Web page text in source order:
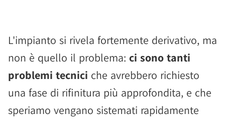
L'impianto si rivela fortemente derivativo, ma
non è quello il problema: ci sono tanti
problemi tecnici che avrebbero richiesto
una fase di rifinitura più approfondita, e che
speriamo vengano sistemati rapidamente